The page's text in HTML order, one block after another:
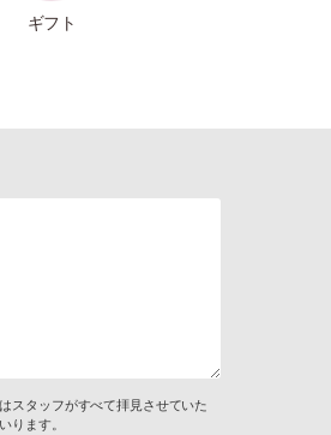
ギフト
スタッフがすべて拝見させていた
ります。